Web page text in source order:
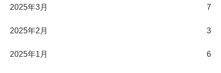
2025年3月 7
2025年2月 3
2025年1月 6